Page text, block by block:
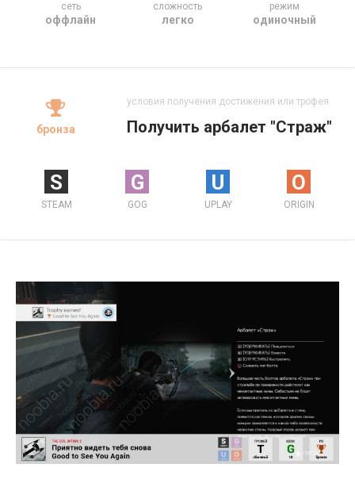
сеть
оффлайн
сложность
легко
режим
одиночный
бронза
условия получения достижения или трофея
Получить арбалет "Страж"
S
STEAM
G
GOG
U
UPLAY
O
ORIGIN